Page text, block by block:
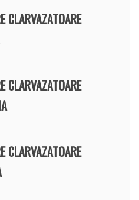
CLARVAZATOARE
CLARVAZATOARE
CLARVAZATOARE